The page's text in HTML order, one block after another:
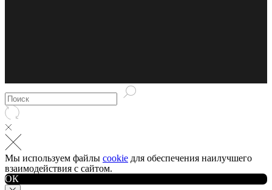
Разработка и продвижение сайта
Мы используем файлы cookie для обеспечения наилучшего
взаимодействия с сайтом.
ОК